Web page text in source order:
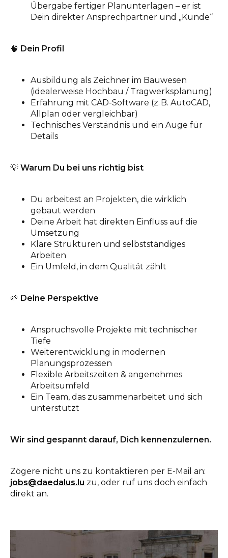
Übergabe fertiger Planunterlagen – er ist
Dein direkter Ansprechpartner und „Kunde“
🧠 Dein Profil
Ausbildung als Zeichner im Bauwesen
(idealerweise Hochbau / Tragwerksplanung)
Erfahrung mit CAD-Software (z. B. AutoCAD,
Allplan oder vergleichbar)
Technisches Verständnis und ein Auge für
Details
💡 Warum Du bei uns richtig bist
Du arbeitest an Projekten, die wirklich
gebaut werden
Deine Arbeit hat direkten Einfluss auf die
Umsetzung
Klare Strukturen und selbstständiges
Arbeiten
Ein Umfeld, in dem Qualität zählt
🌱 Deine Perspektive
Anspruchsvolle Projekte mit technischer
Tiefe
Weiterentwicklung in modernen
Planungsprozessen
Flexible Arbeitszeiten & angenehmes
Arbeitsumfeld
Ein Team, das zusammenarbeitet und sich
unterstützt
Wir sind gespannt darauf, Dich kennenzulernen.
Zögere nicht uns zu kontaktieren per E-Mail an:
jobs@daedalus.lu zu, oder ruf uns doch einfach
direkt an.